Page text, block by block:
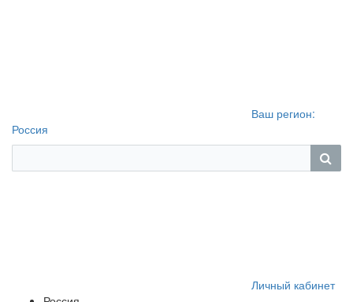
Ваш регион:
Россия
Личный кабинет